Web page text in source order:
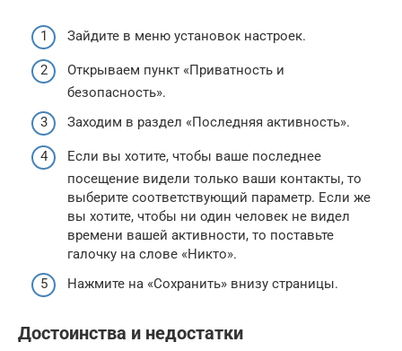
Зайдите в меню установок настроек.
Открываем пункт «Приватность и
безопасность».
Заходим в раздел «Последняя активность».
Если вы хотите, чтобы ваше последнее
посещение видели только ваши контакты, то
выберите соответствующий параметр. Если же
вы хотите, чтобы ни один человек не видел
времени вашей активности, то поставьте
галочку на слове «Никто».
Нажмите на «Сохранить» внизу страницы.
Достоинства и недостатки